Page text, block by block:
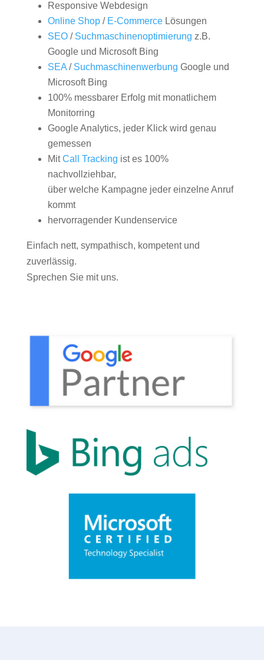
Responsive Webdesign
Online Shop/ E-CommerceLösungen
SEO/ Suchmaschinenoptimierung z.B.
Google und Microsoft Bing
SEA/ Suchmaschinenwerbung Google und
Microsoft Bing
100% messbarer Erfolg mit monatlichem
Monitorring
Google Analytics, jeder Klick wird genau
gemessen
MitCall Tracking ist es 100%
nachvollziehbar,
über welche Kampagne jeder einzelne Anruf
kommt
hervorragender Kundenservice
Einfach nett, sympathisch, kompetent und
zuverlässig.
Sprechen Sie mit uns.